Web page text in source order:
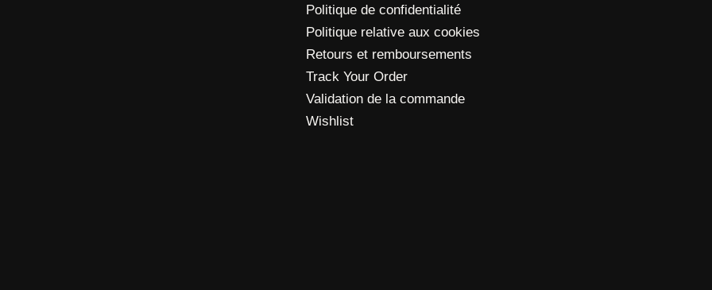
Politique de confidentialité
Politique relative aux cookies
Retours et remboursements
Track Your Order
Validation de la commande
Wishlist